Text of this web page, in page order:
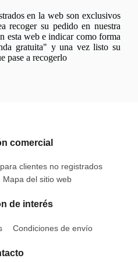
en la web son exclusivos
recoger su pedido en nuestra
esta web e indicar como forma
gratuita" y una vez listo su
pase a recogerlo
comercial
clientes no registrados
Mapa del sitio web
de interés
Condiciones de envío